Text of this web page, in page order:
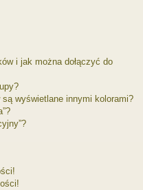
i jak można dołączyć do
wyświetlane innymi kolorami?